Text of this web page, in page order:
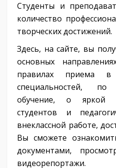
Студенты и
количество
творческих достижений.
Здесь, на сайте, вы
основных
правилах приема в
специальностей,
обучение, о яркой
студентов и
внеклассной работе,
Вы сможете
документами,
видеорепортажи.